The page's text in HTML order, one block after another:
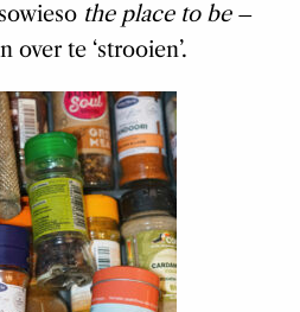
the place to be –
te ‘strooien’.